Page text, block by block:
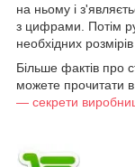
на ньому і
з цифрами. Потім
необхідних
Більше фактів про
можете прочитати в
— секрети